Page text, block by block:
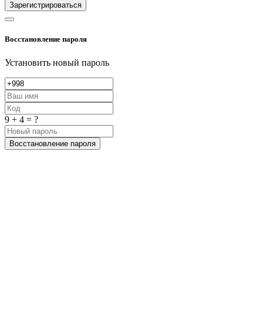
Зарегистрироваться
Восстановление пароля
Установить новый пароль
9 + 4 = ?
Восстановление пароля